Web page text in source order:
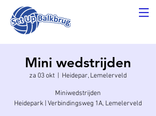
Mini wedstrijden
za 03 okt Heidepar, Lemelerveld
Miniwedstrijden
Heidepark | Verbindingsweg 1A, Lemelerveld